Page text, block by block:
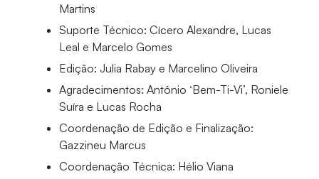
Martins
Suporte Técnico: Cícero Alexandre, Lucas
Leal e Marcelo Gomes
Edição: Julia Rabay e Marcelino Oliveira
Agradecimentos: Antônio ‘Bem-Ti-Vi’, Roniele
Suíra e Lucas Rocha
Coordenação de Edição e Finalização:
Gazzineu Marcus
Coordenação Técnica: Hélio Viana